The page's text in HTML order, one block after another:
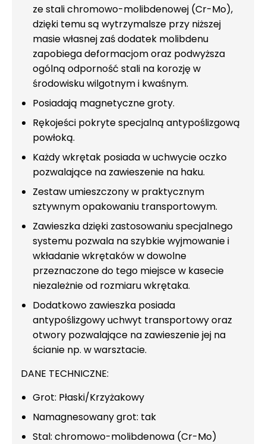
ze stali chromowo-molibdenowej (Cr-Mo),
dzięki temu są wytrzymalsze przy niższej
masie własnej zaś dodatek molibdenu
zapobiega deformacjom oraz podwyższa
ogólną odporność stali na korozję w
środowisku wilgotnym i kwaśnym.
Posiadają magnetyczne groty.
Rękojeści pokryte specjalną antypoślizgową
powłoką.
Każdy wkrętak posiada w uchwycie oczko
pozwalające na zawieszenie na haku.
Zestaw umieszczony w praktycznym
sztywnym opakowaniu transportowym.
Zawieszka dzięki zastosowaniu specjalnego
systemu pozwala na szybkie wyjmowanie i
wkładanie wkrętaków w dowolne
przeznaczone do tego miejsce w kasecie
niezależnie od rozmiaru wkrętaka.
Dodatkowo zawieszka posiada
antypoślizgowy uchwyt transportowy oraz
otwory pozwalające na zawieszenie jej na
ścianie np. w warsztacie.
DANE TECHNICZNE:
Grot: Płaski/Krzyżakowy
Namagnesowany grot: tak
Stal: chromowo-molibdenowa (Cr-Mo)